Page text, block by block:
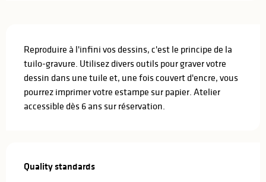
Reproduire à l'infini vos dessins, c'est le principe de la
tuilo-gravure. Utilisez divers outils pour graver votre
dessin dans une tuile et, une fois couvert d'encre, vous
pourrez imprimer votre estampe sur papier. Atelier
accessible dès 6 ans sur réservation.
Quality standards
Quality standards